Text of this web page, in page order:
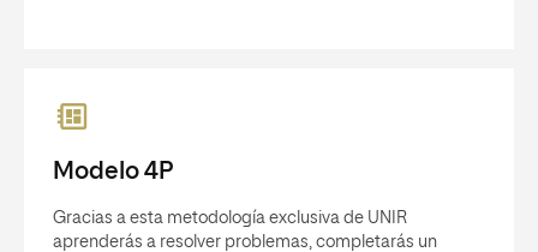
Modelo 4P
Gracias a esta metodología exclusiva de UNIR
aprenderás a resolver problemas, completarás un